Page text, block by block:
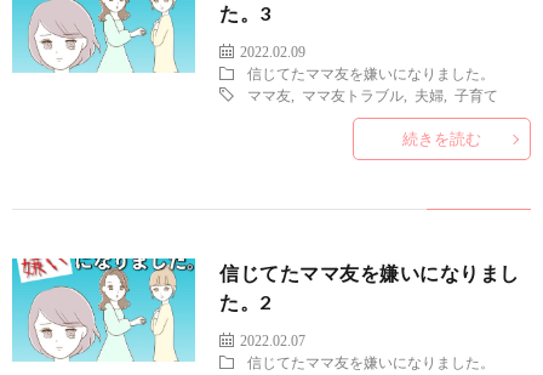
た。3
2022.02.09
信じてたママ友を嫌いになりました。
ママ友
ママ友トラブル 夫婦 ,子育て
続きを読む
信じてたママ友を嫌いになりまし
た。2
2022.02.07
信じてたママ友を嫌いになりました。